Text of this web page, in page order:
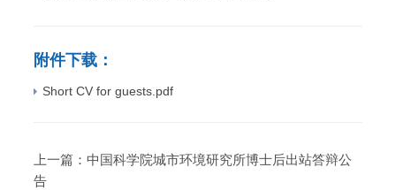
附件下载：
Short CV for guests.pdf
上一篇： 中国科学院城市环境研究所博士后出站答辩公
告